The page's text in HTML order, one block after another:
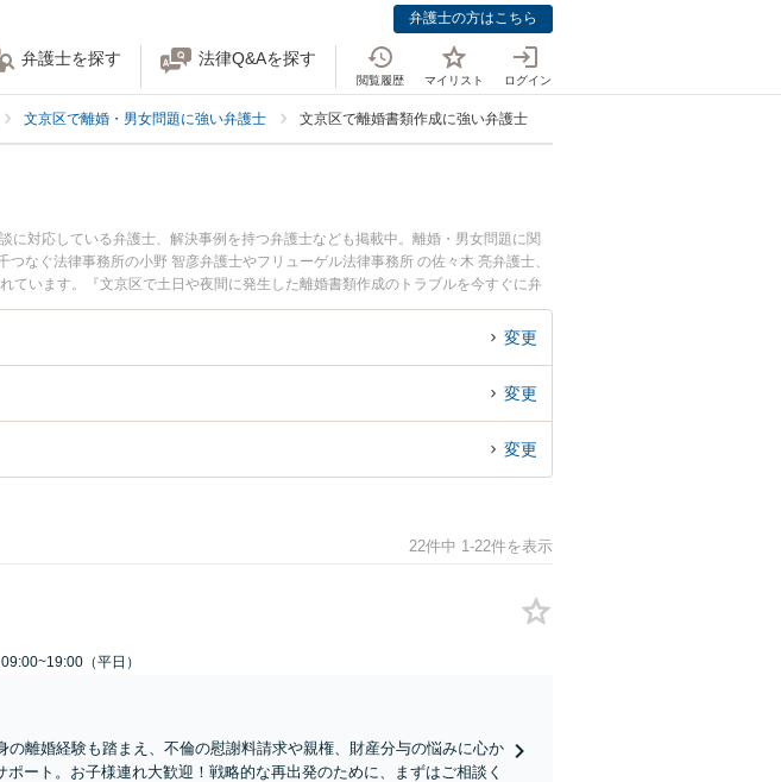
弁護士の方はこちら
弁護士を探す 法律Q&Aを探す
閲覧履歴 マイリスト ログイン
文京区で離婚・男女問題に強い弁護士 文京区で離婚書類作成に強い弁護士
対応している弁護士、解決事例を持つ弁護士なども掲載中。離婚・男女問題に関
なぐ法律事務所の小野 智彦弁護士やフリューゲル法律事務所 の佐々木 亮弁護士、
います。『文京区で土日や夜間に発生した離婚書類作成のトラブルを今すぐに弁
初回相談無料で離婚書類作成を法律相談できる文京区内の弁護士に相談予約した
変更
変更
変更
22件中 1-22件を表示
（平日）
の離婚経験も踏まえ、不倫の慰謝料請求や親権、財産分与の悩みに心か
ート。お子様連れ大歓迎！戦略的な再出発のために、まずはご相談く